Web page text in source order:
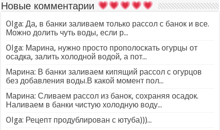
Новые комментарии
Olga: Да, в банки заливаем только рассол с банок и все.
Можно долить чуть воды, если р...
Olga: Марина, нужно просто прополоскать огурцы от
осадка, залить холодной водой, а пот...
Марина: В банки заливаем кипящий рассол с огурцов
без добавления воды.В какой момент пол...
Марина: Сливаем рассол из банок, сохраняя осадок.
Наливаем в банки чистую холодную воду...
Olga: Рецепт продублирован с ютуба)))...